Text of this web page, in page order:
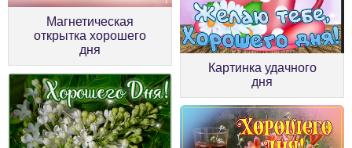
Магнетическая
открытка хорошего
дня
Картинка удачного
дня